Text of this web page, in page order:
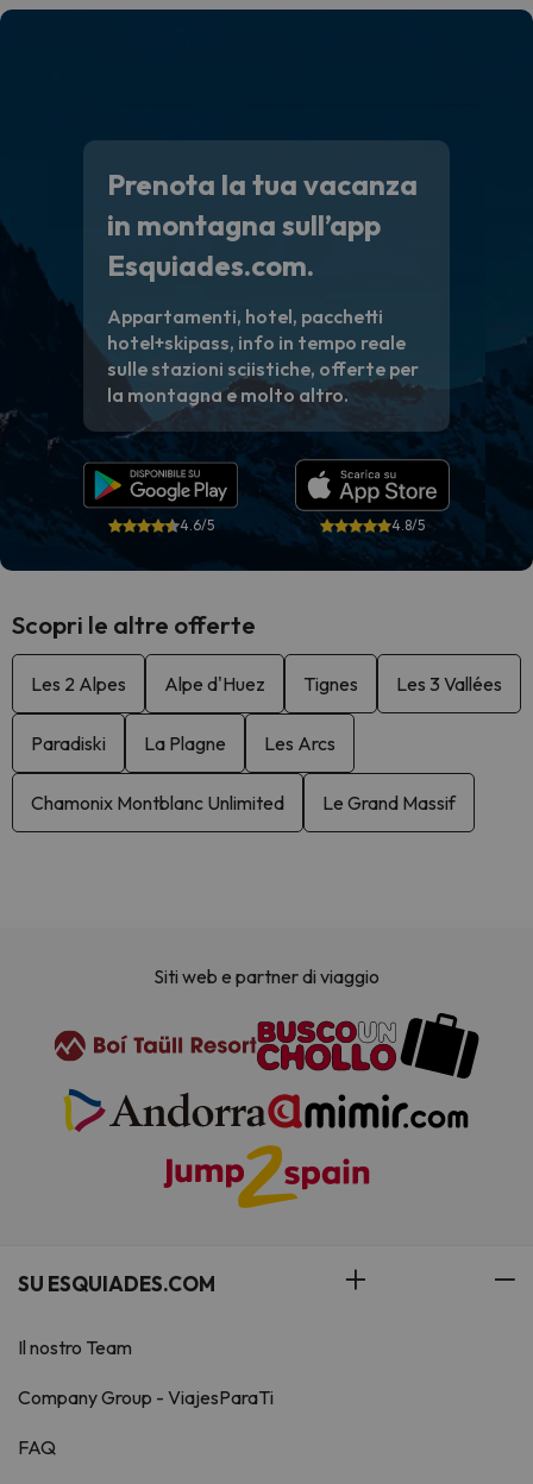
Prenota la tua vacanza
in montagna sull’app
Esquiades.com.
Appartamenti, hotel, pacchetti
hotel+skipass, info in tempo reale
sulle stazioni sciistiche, offerte per
la montagna e molto altro.
4.6/5 4.8/5
Scopri le altre offerte
Les 2 Alpes Alpe d'Huez Tignes Les 3 Vallées
Paradiski La Plagne Les Arcs
Chamonix Montblanc Unlimited Le Grand Massif
Siti web e partner di viaggio
SU ESQUIADES.COM
Il nostro Team
Company Group - ViajesParaTi
FAQ